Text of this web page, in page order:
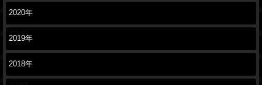
2020年
2019年
2018年